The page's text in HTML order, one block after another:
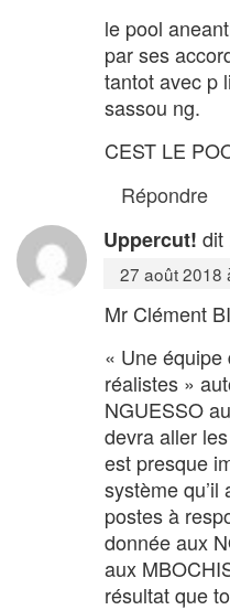
le pool
par ses
tantot avec p
sassou ng.
CEST LE
Répondre
Uppercut! dit
27 août 2018
Mr Clément
« Une équipe
réalistes »
NGUESSO
devra aller
est presque
système
postes à
donnée aux
aux
résultat que